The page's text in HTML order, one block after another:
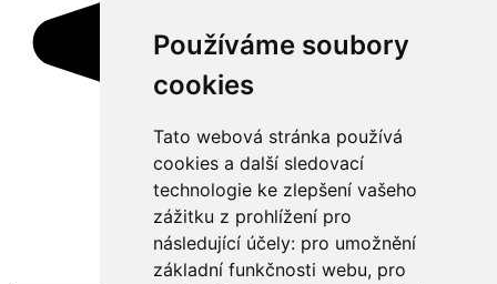
Používáme soubory
cookies
Tato webová stránka používá
cookies a další sledovací
technologie ke zlepšení vašeho
zážitku z prohlížení pro
následující účely: pro umožnění
základní funkčnosti webu, pro